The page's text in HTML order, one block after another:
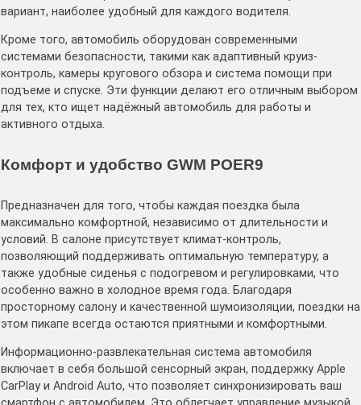
вариант, наиболее удобный для каждого водителя.
Кроме того, автомобиль оборудован современными
системами безопасности, такими как адаптивный круиз-
контроль, камеры кругового обзора и система помощи при
подъеме и спуске. Эти функции делают его отличным выбором
для тех, кто ищет надёжный автомобиль для работы и
активного отдыха.
Комфорт и удобство GWM POER9
Предназначен для того, чтобы каждая поездка была
максимально комфортной, независимо от длительности и
условий. В салоне присутствует климат-контроль,
позволяющий поддерживать оптимальную температуру, а
также удобные сиденья с подогревом и регулировками, что
особенно важно в холодное время года. Благодаря
просторному салону и качественной шумоизоляции, поездки на
этом пикапе всегда остаются приятными и комфортными.
Информационно-развлекательная система автомобиля
включает в себя большой сенсорный экран, поддержку Apple
CarPlay и Android Auto, что позволяет синхронизировать ваш